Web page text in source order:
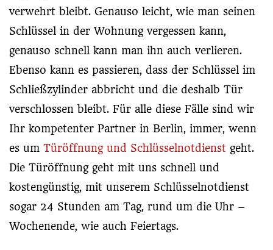
verwehrt bleibt. Genauso leicht, wie man seinen
Schlüssel in der Wohnung vergessen kann,
genauso schnell kann man ihn auch verlieren.
Ebenso kann es passieren, dass der Schlüssel im
Schließzylinder abbricht und die deshalb Tür
verschlossen bleibt. Für alle diese Fälle sind wir
Ihr kompetenter Partner in Berlin, immer, wenn
es um Türöffnung und Schlüsselnotdienst geht.
Die Türöffnung geht mit uns schnell und
kostengünstig, mit unserem Schlüsselnotdienst
sogar 24 Stunden am Tag, rund um die Uhr –
Wochenende, wie auch Feiertags.